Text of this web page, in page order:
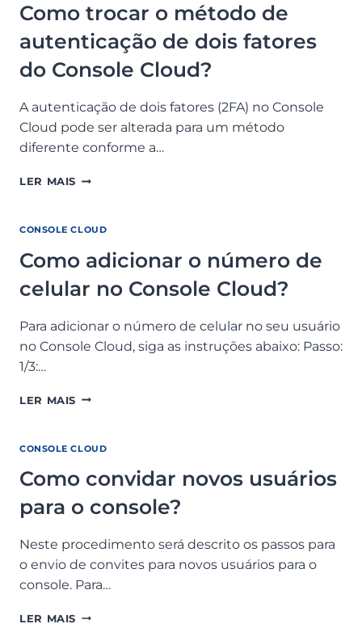
AUTENTICAÇÃO
DOIS
FATORES
NO
CLOUD?
Como trocar o método de
autenticação de dois fatores
do Console Cloud?
A autenticação de dois fatores (2FA) no Console
Cloud pode ser alterada para um método
diferente conforme a…
LER MAIS COMO
MÉTODO
AUTENTICAÇÃO
DOIS
DO
CONSOLE
CONSOLE CLOUD
Como adicionar o número de
celular no Console Cloud?
Para adicionar o número de celular no seu usuário
no Console Cloud, siga as instruções abaixo: Passo:
1/3:…
LER MAIS COMO
NÚMERO
CELULAR
CONSOLE
CONSOLE CLOUD
Como convidar novos usuários
para o console?
Neste procedimento será descrito os passos para
o envio de convites para novos usuários para o
console. Para…
LER MAIS COMO